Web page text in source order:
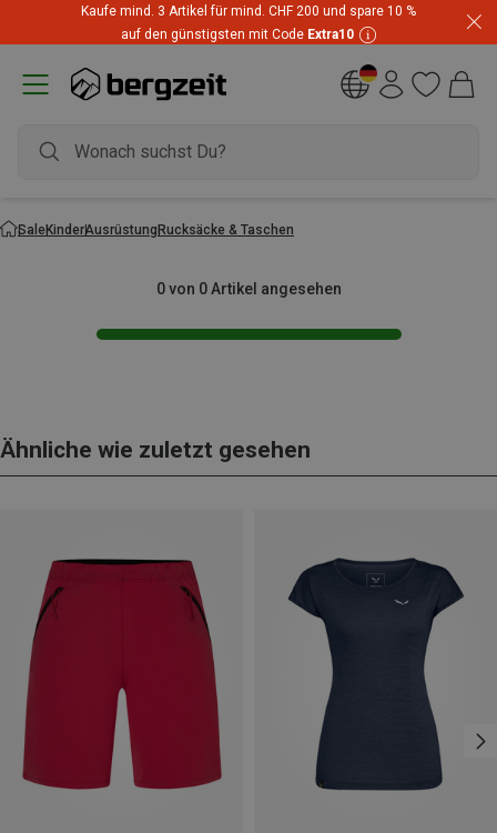
Kaufe mind. 3 Artikel für mind. CHF 200 und spare 10 %
auf den günstigsten mit Code Extra10
SaleKinderAusrüstungRucksäcke & Taschen
0 von 0 Artikel angesehen
Ähnliche wie zuletzt gesehen